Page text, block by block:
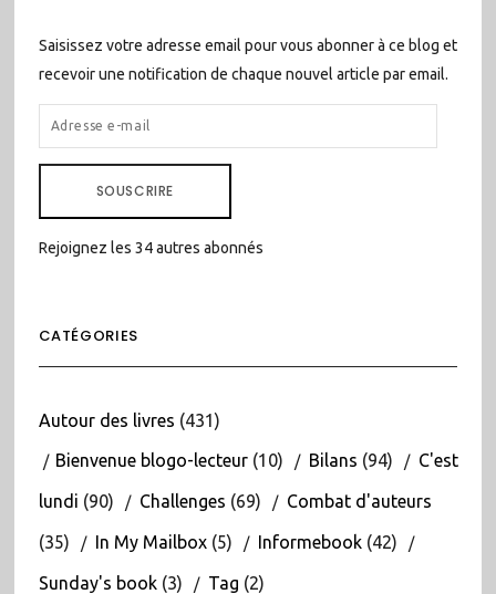
Saisissez votre adresse email pour vous abonner à ce blog et
recevoir une notification de chaque nouvel article par email.
ADRESSE
E-
SOUSCRIRE
Rejoignez les 34 autres abonnés
CATÉGORIES
Autour des livres (431)
Bienvenue blogo-lecteur(10) Bilans (94) C'est
lundi (90) Challenges (69) Combat d'auteurs
(35) In My Mailbox(5) Informebook(42)
Sunday's book(3) Tag (2)